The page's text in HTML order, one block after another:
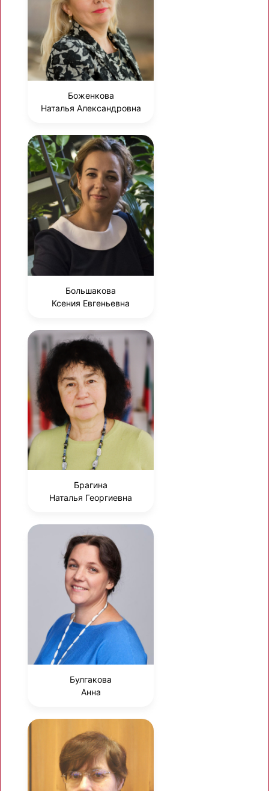
Боженкова
Наталья Александровна
Большакова
Ксения Евгеньевна
Брагина
Наталья Георгиевна
Булгакова
Анна